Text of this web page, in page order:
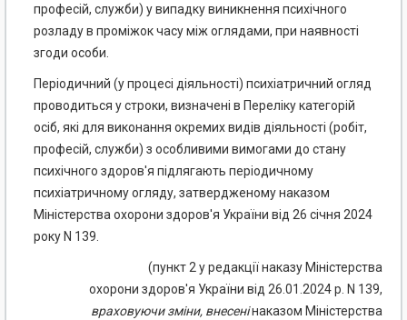
професій, служби) у випадку виникнення психічного
розладу в проміжок часу між оглядами, при наявності
згоди особи.
Періодичний (у процесі діяльності) психіатричний огляд
проводиться у строки, визначені в Переліку категорій
осіб, які для виконання окремих видів діяльності (робіт,
професій, служби) з особливими вимогами до стану
психічного здоров'я підлягають періодичному
психіатричному огляду, затвердженому наказом
Міністерства охорони здоров'я України від 26 січня 2024
року N 139.
(пункт 2 у редакції наказу Міністерства
охорони здоров'я України від 26.01.2024 р. N 139,
враховуючи зміни, внесенінаказом Міністерства